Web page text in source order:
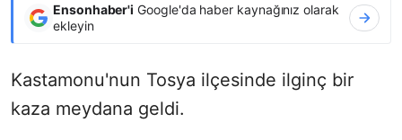
Ensonhaber'i Google'da haber kaynağınız olarak
ekleyin
Kastamonu'nun Tosya ilçesinde ilginç bir
kaza meydana geldi.